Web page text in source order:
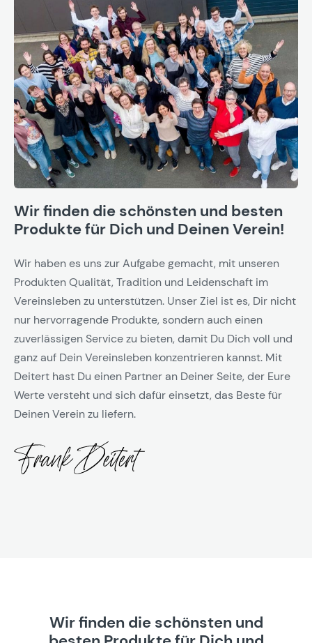
Wir finden die schönsten und besten
Produkte für Dich und Deinen Verein!
Wir haben es uns zur Aufgabe gemacht, mit unseren
Produkten Qualität, Tradition und Leidenschaft im
Vereinsleben zu unterstützen. Unser Ziel ist es, Dir nicht
nur hervorragende Produkte, sondern auch einen
zuverlässigen Service zu bieten, damit Du Dich voll und
ganz auf Dein Vereinsleben konzentrieren kannst. Mit
Deitert hast Du einen Partner an Deiner Seite, der Eure
Werte versteht und sich dafür einsetzt, das Beste für
Deinen Verein zu liefern.
Wir finden die schönsten und